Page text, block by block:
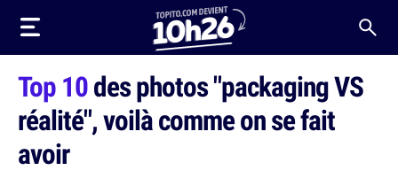
Top 10des photos "packaging VS
réalité", voilà comme on se fait
avoir